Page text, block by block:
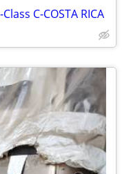
C-COSTA RICA